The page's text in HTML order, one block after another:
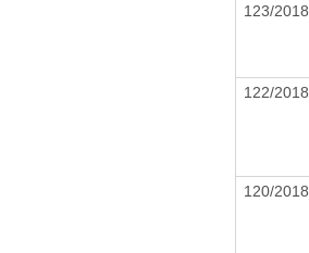
123/2018
122/2018
120/2018